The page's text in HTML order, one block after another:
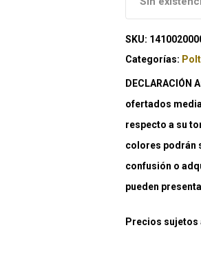
SKU:
Categorías:
ofertados
respecto a su
colores podrán
confusión o
pueden
Precios sujetos